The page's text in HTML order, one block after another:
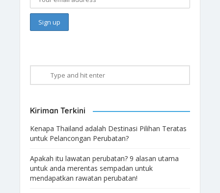
Kiriman Terkini
Kenapa Thailand adalah Destinasi Pilihan Teratas
untuk Pelancongan Perubatan?
Apakah itu lawatan perubatan? 9 alasan utama
untuk anda merentas sempadan untuk
mendapatkan rawatan perubatan!